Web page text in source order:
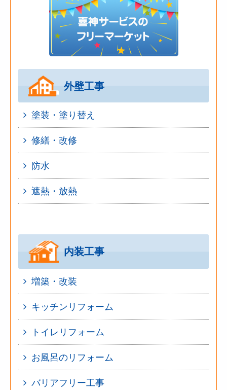
外壁工事
塗装・塗り替え
修繕・改修
防水
遮熱・放熱
内装工事
増築・改装
キッチンリフォーム
トイレリフォーム
お風呂のリフォーム
バリアフリー工事